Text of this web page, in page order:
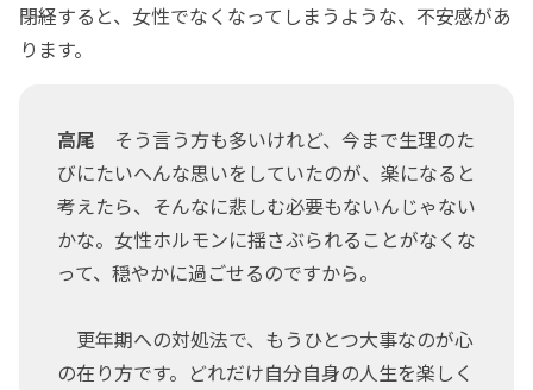
――閉経すると、女性でなくなってしまうような、不安感があ
ります。
高尾 そう言う方も多いけれど、今まで生理のた
びにたいへんな思いをしていたのが、楽になると
考えたら、そんなに悲しむ必要もないんじゃない
かな。女性ホルモンに揺さぶられることがなくな
って、穏やかに過ごせるのですから。
更年期への対処法で、もうひとつ大事なのが心
の在り方です。どれだけ自分自身の人生を楽しく